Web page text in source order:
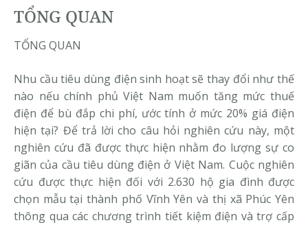
TỔNG QUAN
TỔNG QUAN
Nhu cầu tiêu dùng điện sinh hoạt sẽ thay đổi như thế
nào nếu chính phủ Việt Nam muốn tăng mức thuế
điện để bù đắp chi phí, ước tính ở mức 20% giá điện
hiện tại? Để trả lời cho câu hỏi nghiên cứu này, một
nghiên cứu đã được thực hiện nhằm đo lượng sự co
giãn của cầu tiêu dùng điện ở Việt Nam. Cuộc nghiên
cứu được thực hiện đối với 2.630 hộ gia đình được
chọn mẫu tại thành phố Vĩnh Yên và thị xã Phúc Yên
thông qua các chương trình tiết kiệm điện và trợ cấp